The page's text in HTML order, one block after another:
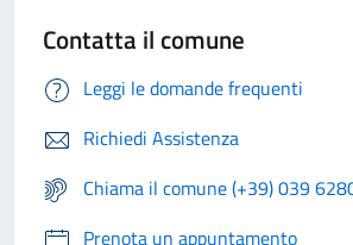
Contatta il comune
Leggi le domande frequenti
Richiedi Assistenza
Chiama il comune (+39) 039
Prenota un appuntamento